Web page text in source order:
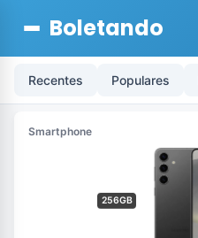
Boletando
Recentes Populares
Smartphone
256GB